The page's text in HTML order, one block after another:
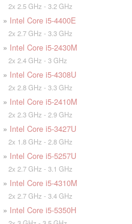
2x 2.5 GHz - 3.2 GHz
» Intel Core i5-4400E
2x 2.7 GHz - 3.3 GHz
» Intel Core i5-2430M
2x 2.4 GHz - 3 GHz
» Intel Core i5-4308U
2x 2.8 GHz - 3.3 GHz
» Intel Core i5-2410M
2x 2.3 GHz - 2.9 GHz
» Intel Core i5-3427U
2x 1.8 GHz - 2.8 GHz
» Intel Core i5-5257U
2x 2.7 GHz - 3.1 GHz
» Intel Core i5-4310M
2x 2.7 GHz - 3.4 GHz
» Intel Core i5-5350H